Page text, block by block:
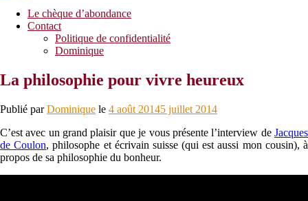
Le chèque d’abondance
Contact
Politique de confidentialité
Dominique
La philosophie pour vivre heureux
Publié parDominique le 4 août 20145 juillet 2014
C’est avec un grand plaisir que je vous présente l’interview de Jacques
de Coulon, philosophe et écrivain suisse (qui est aussi mon cousin), à
propos de sa philosophie du bonheur.